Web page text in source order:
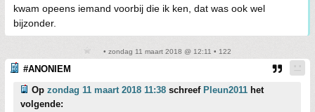
kwam opeens iemand voorbij die ik ken, dat was ook wel
bijzonder.
• zondag 11 maart 2018 @ 12:11 • 122
#ANONIEM
Op zondag 11 maart 2018 11:38 schreef Pleun2011 het
volgende: